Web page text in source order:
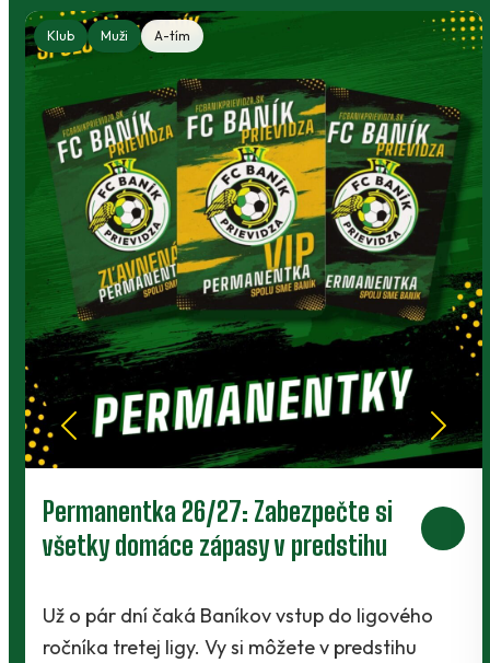
Klub Muži A-tím
Prievidza postúpila do 2. kola pohára.
V Kanianke rozhodol z penalty v
Baníci vstúpili do ostrej sezóny súbojom 1.